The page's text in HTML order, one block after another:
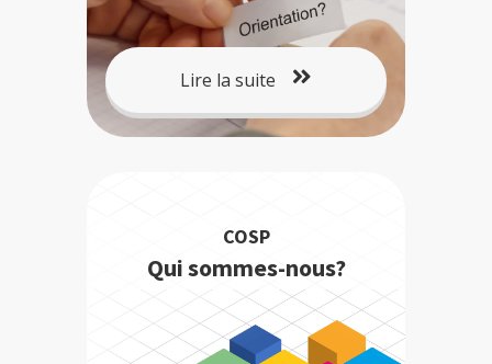
Lire la suite
COSP
Qui sommes-nous?